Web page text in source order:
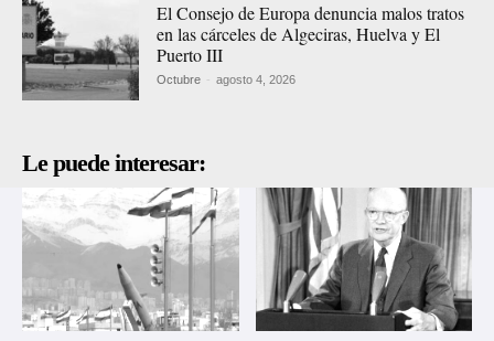
El Consejo de Europa denuncia malos tratos
en las cárceles de Algeciras, Huelva y El
Puerto III
Octubre - agosto 4, 2026
Le puede interesar: